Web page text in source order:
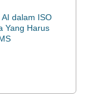
dalam ISO
Yang Harus